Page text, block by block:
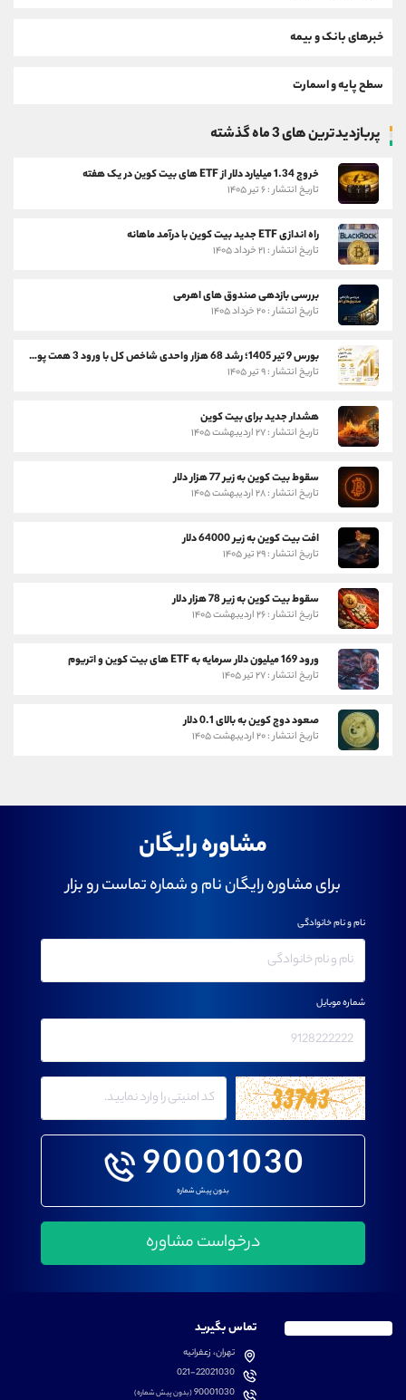
خبرهای بانک و بیمه
سطح پایه و اسمارت
پربازدیدترین های 3 ماه گذشته
خروج 1.34 میلیارد دلار از ETF های بیت کوین در یک هفته
تاریخ انتشار : ۶ تیر ۱۴۰۵
راه اندازی ETF جدید بیت کوین با درآمد ماهانه
تاریخ انتشار : ۲۱ خرداد ۱۴۰۵
بررسی بازدهی صندوق های اهرمی
تاریخ انتشار : ۲۰ خرداد ۱۴۰۵
بورس 9 تیر 1405؛ رشد 68 هزار واحدی شاخص کل با ورود 3 همت پول حقیقی
تاریخ انتشار : ۹ تیر ۱۴۰۵
هشدار جدید برای بیت کوین
تاریخ انتشار : ۲۷ اردیبهشت ۱۴۰۵
سقوط بیت کوین به زیر 77 هزار دلار
تاریخ انتشار : ۲۸ اردیبهشت ۱۴۰۵
افت بیت کوین به زیر 64000 دلار
تاریخ انتشار : ۲۹ تیر ۱۴۰۵
سقوط بیت کوین به زیر 78 هزار دلار
تاریخ انتشار : ۲۶ اردیبهشت ۱۴۰۵
ورود 169 میلیون دلار سرمایه به ETF های بیت کوین و اتریوم
تاریخ انتشار : ۲۷ تیر ۱۴۰۵
صعود دوج کوین به بالای 0.1 دلار
تاریخ انتشار : ۲۰ اردیبهشت ۱۴۰۵
مشاوره رایگان
برای مشاوره رایگان نام و شماره تماست رو بزار
90001030
بدون پیش شماره
نام و نام خانوادگی
شماره موبایل
تماس بگیرید
تهران، زعفرانیه
021-22021030
90001030(بدون پیش شماره)